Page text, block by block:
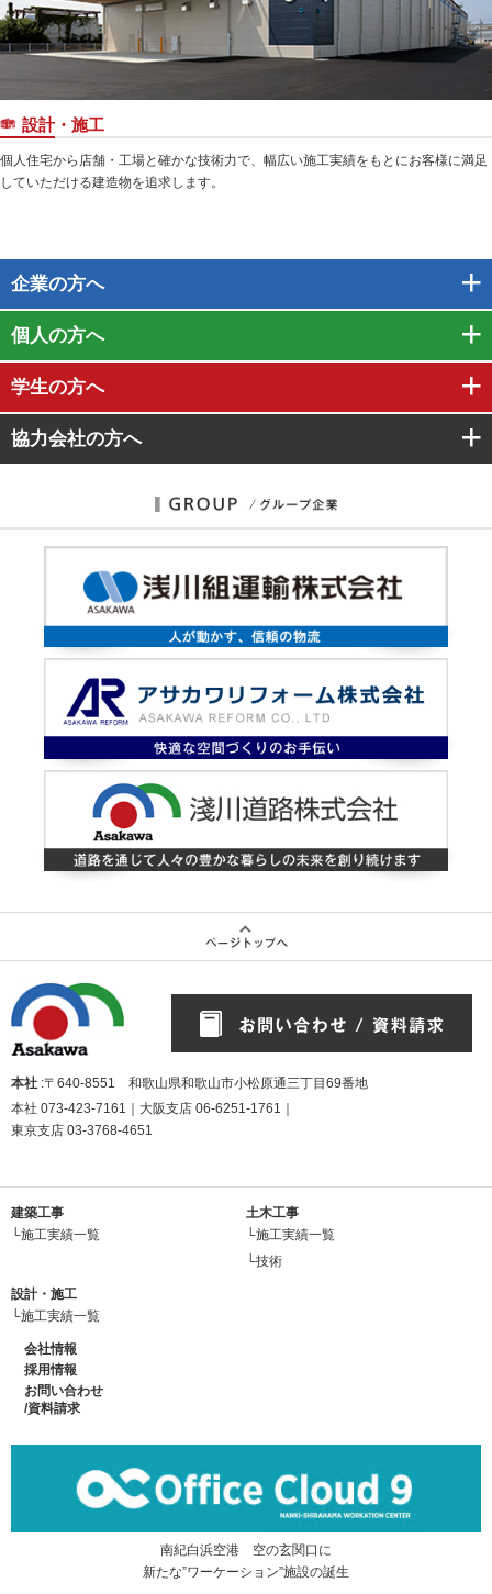
設計・施工
個人住宅から店舗・工場と確かな技術力で、幅広い施工実績をもとにお客様に満足
していただける建造物を追求します。
企業の方へ
個人の方へ
学生の方へ
協力会社の方へ
本社 :〒640-8551 和歌山県和歌山市小松原通三丁目69番地
本社 073-423-7161 ｜大阪支店 06-6251-1761
東京支店 03-3768-4651
建築工事
└施工実績一覧
土木工事
└施工実績一覧
└技術
設計・施工
└施工実績一覧
会社情報
採用情報
お問い合わせ
/資料請求
南紀白浜空港 空の玄関口に
新たな”ワーケーション”施設の誕生